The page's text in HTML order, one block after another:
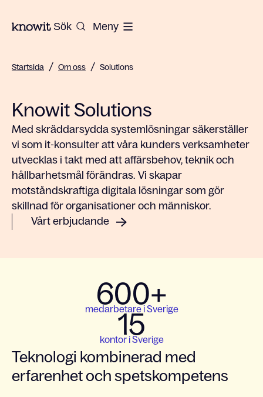
Till startsidan på Knowit
Sök Meny
Startsida / Om oss / Solutions
Knowit Solutions
Med skräddarsydda systemlösningar säkerställer
vi som it-konsulter att våra kunders verksamheter
utvecklas i takt med att affärsbehov, teknik och
hållbarhetsmål förändras. Vi skapar
motståndskraftiga digitala lösningar som gör
skillnad för organisationer och människor.
Vårt erbjudande
600+
medarbetare i Sverige
15
kontor i Sverige
Teknologi kombinerad med
erfarenhet och spetskompetens